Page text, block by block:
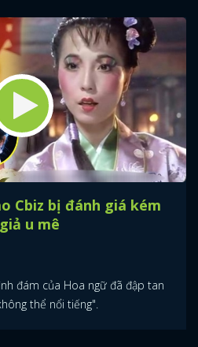
Cbiz bị đánh giá kém
u mê
đám của Hoa ngữ đã đập tan
thể nổi tiếng".